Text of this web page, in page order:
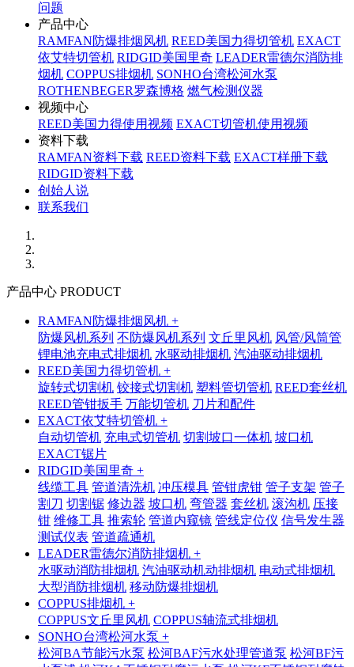
问题
产品中心
RAMFAN防爆排烟风机 REED美国力得切管机 EXACT
依艾特切管机 RIDGID美国里奇 LEADER雷德尔消防排
烟机 COPPUS排烟机 SONHO台湾松河水泵
ROTHENBEGER罗森博格 燃气检测仪器
视频中心
REED美国力得使用视频 EXACT切管机使用视频
资料下载
RAMFAN资料下载 REED资料下载 EXACT样册下载
RIDGID资料下载
创始人说
联系我们
产品中心 PRODUCT
RAMFAN防爆排烟风机 +
防爆风机系列 不防爆风机系列 文丘里风机 风管/风筒管
锂电池充电式排烟机 水驱动排烟机 汽油驱动排烟机
REED美国力得切管机 +
旋转式切割机 铰接式切割机 塑料管切管机 REED套丝机
REED管钳扳手 万能切管机 刀片和配件
EXACT依艾特切管机 +
自动切管机 充电式切管机 切割坡口一体机 坡口机
EXACT锯片
RIDGID美国里奇 +
线缆工具 管道清洗机 冲压模具 管钳虎钳 管子支架 管子
割刀 切割锯 修边器 坡口机 弯管器 套丝机 滚沟机 压接
钳 维修工具 推索轮 管道内窥镜 管线定位仪 信号发生器
测试仪表 管道疏通机
LEADER雷德尔消防排烟机 +
水驱动消防排烟机 汽油驱动机动排烟机 电动式排烟机
大型消防排烟机 移动防爆排烟机
COPPUS排烟机 +
COPPUS文丘里风机 COPPUS轴流式排烟机
SONHO台湾松河水泵 +
松河BA节能污水泵 松河BAF污水处理管道泵 松河BF污